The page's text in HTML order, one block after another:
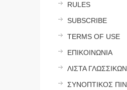
RULES
SUBSCRIBE
TERMS OF USE
ΕΠΙΚΟΙΝΩΝΙΑ
ΛΙΣΤΑ
ΣΥΝΟΠΤΙΚΟΣ